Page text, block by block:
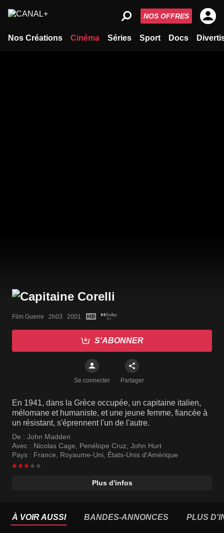
Nos Créations Cinéma Séries Sport Docs
NOS OFFRES
Film Guerre   2h03   2001
S'ABONNER
Se connecter Partager
En 1941, dans la Grèce occupée, un capitaine italien,
mélomane et humaniste, et une jeune femme, fiancée à
un résistant, s'éprennent l'un de l'autre.
De : John Madden
Avec : Nicolas Cage, Penélope Cruz, John Hurt
Pays : France, Royaume-Uni, États-Unis d'Amérique
Plus d'infos
À VOIR AUSSI BANDES-ANNONCES PLUS